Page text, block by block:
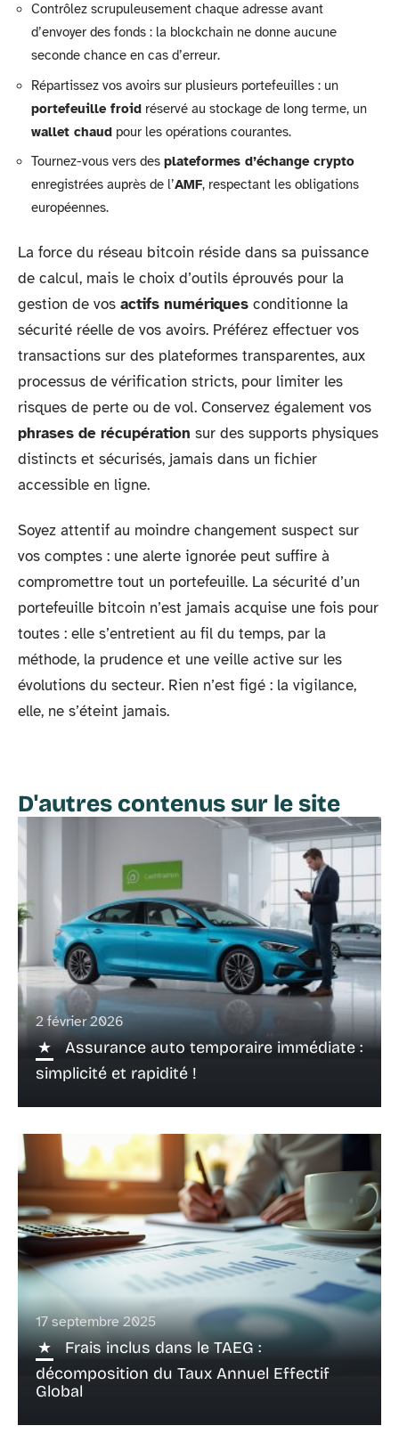
Contrôlez scrupuleusement chaque adresse avant
d’envoyer des fonds : la blockchain ne donne aucune
seconde chance en cas d’erreur.
Répartissez vos avoirs sur plusieurs portefeuilles : un
portefeuille froid réservé au stockage de long terme, un
wallet chaud pour les opérations courantes.
Tournez-vous vers des plateformes d’échange crypto
enregistrées auprès de l’AMF, respectant les obligations
européennes.
La force du réseau bitcoin réside dans sa puissance
de calcul, mais le choix d’outils éprouvés pour la
gestion de vos actifs numériques conditionne la
sécurité réelle de vos avoirs. Préférez effectuer vos
transactions sur des plateformes transparentes, aux
processus de vérification stricts, pour limiter les
risques de perte ou de vol. Conservez également vos
phrases de récupération sur des supports physiques
distincts et sécurisés, jamais dans un fichier
accessible en ligne.
Soyez attentif au moindre changement suspect sur
vos comptes : une alerte ignorée peut suffire à
compromettre tout un portefeuille. La sécurité d’un
portefeuille bitcoin n’est jamais acquise une fois pour
toutes : elle s’entretient au fil du temps, par la
méthode, la prudence et une veille active sur les
évolutions du secteur. Rien n’est figé : la vigilance,
elle, ne s’éteint jamais.
D'autres contenus sur le site
2 février 2026
Assurance auto temporaire immédiate :
simplicité et rapidité !
17 septembre 2025
Frais inclus dans le TAEG :
décomposition du Taux Annuel Effectif
Global